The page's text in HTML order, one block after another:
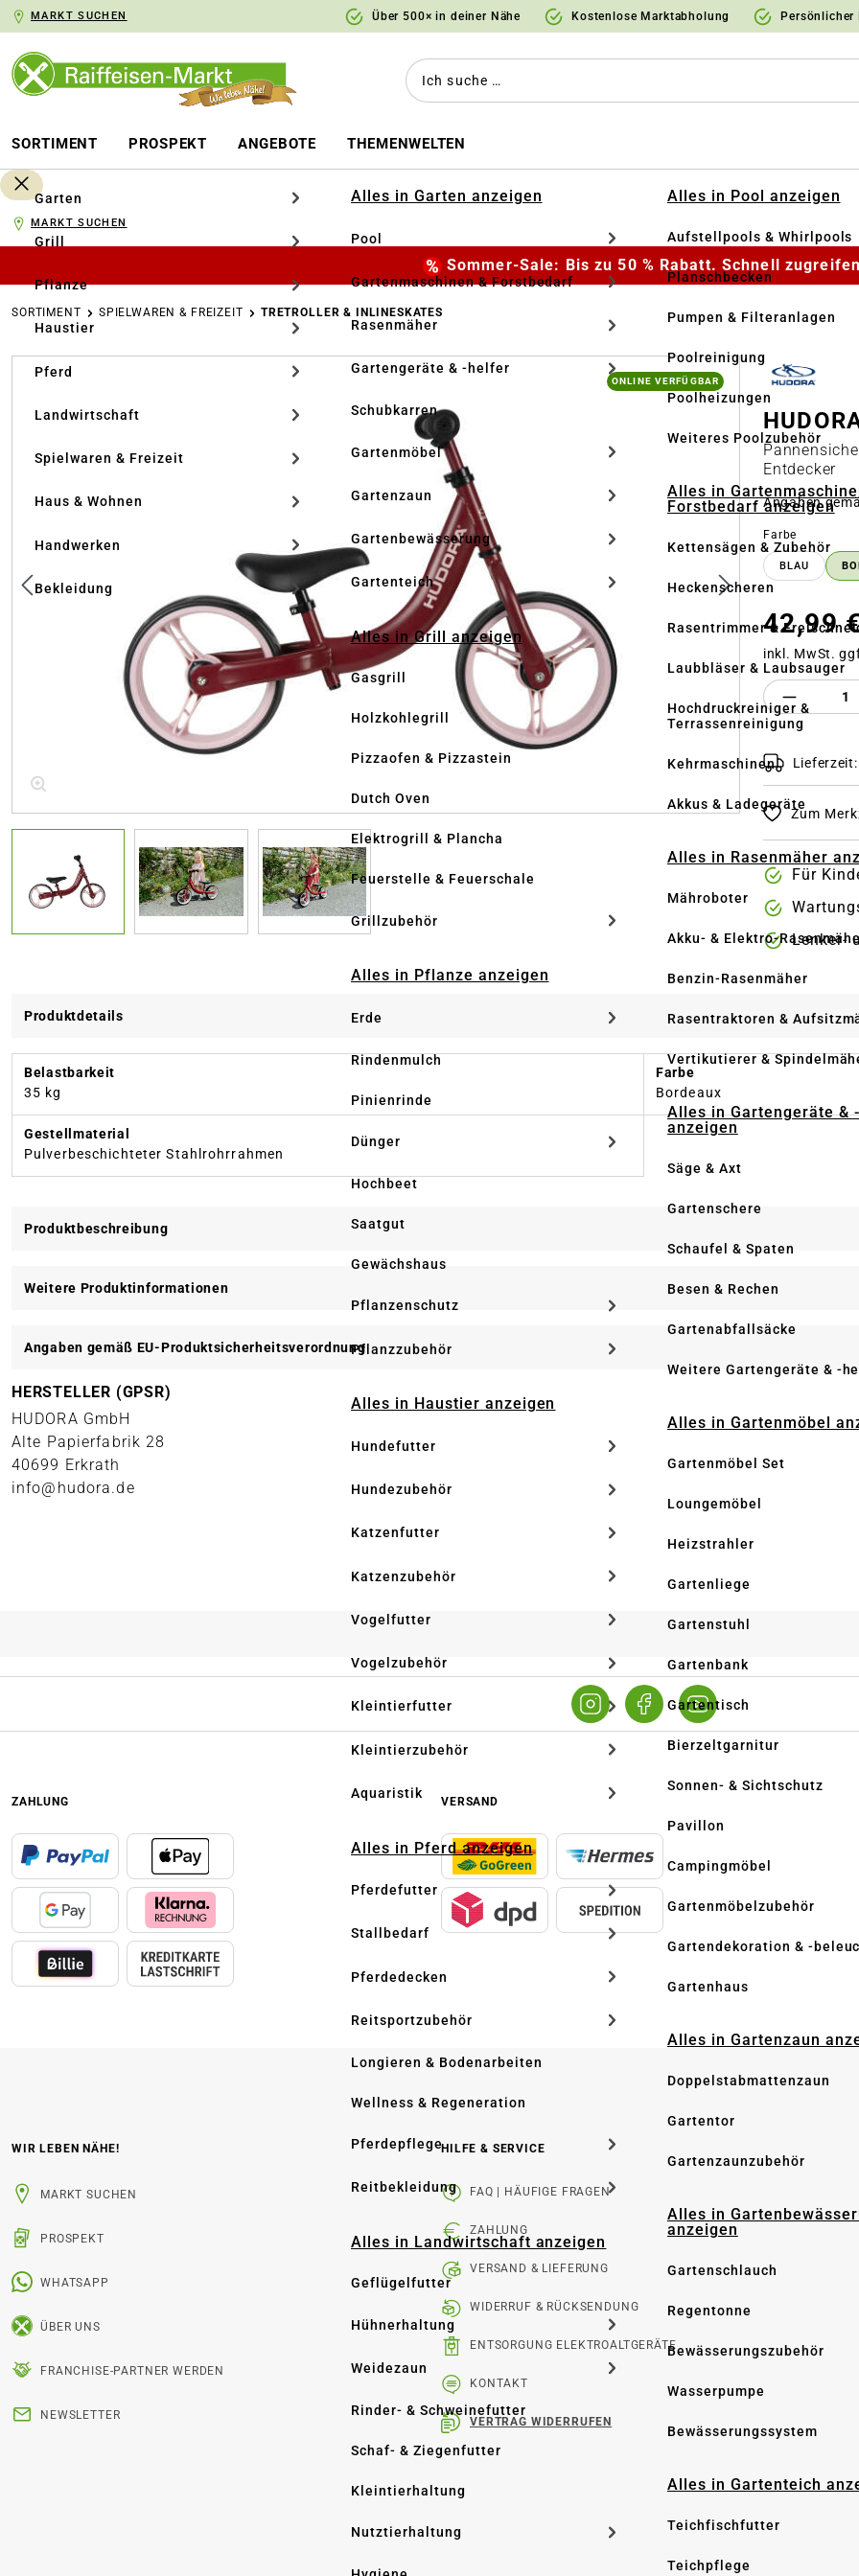
Zur Hauptnavigation springen
MARKT SUCHEN Über 500× in deiner Nähe Kostenlose Marktabholung Persönlicher
SORTIMENT PROSPEKT ANGEBOTE THEMENWELTEN
Garten
Grill
Pflanze
Haustier
Pferd
Landwirtschaft
Spielwaren & Freizeit
Haus & Wohnen
Handwerken
Bekleidung
Alles in Garten anzeigen
Pool
Gartenmaschinen & Forstbedarf
Rasenmäher
Gartengeräte & -helfer
Schubkarren
Gartenmöbel
Gartenzaun
Gartenbewässerung
Gartenteich
Alles in Grill anzeigen
Gasgrill
Holzkohlegrill
Pizzaofen & Pizzastein
Dutch Oven
Elektrogrill & Plancha
Feuerstelle & Feuerschale
Grillzubehör
Alles in Pflanze anzeigen
Erde
Rindenmulch
Pinienrinde
Dünger
Hochbeet
Saatgut
Gewächshaus
Pflanzenschutz
Pflanzzubehör
Alles in Haustier anzeigen
Hundefutter
Hundezubehör
Katzenfutter
Katzenzubehör
Vogelfutter
Vogelzubehör
Kleintierfutter
Kleintierzubehör
Aquaristik
Alles in Pferd anzeigen
Pferdefutter
Stallbedarf
Pferdedecken
Reitsportzubehör
Longieren & Bodenarbeiten
Wellness & Regeneration
Pferdepflege
Reitbekleidung
Alles in Landwirtschaft anzeigen
Geflügelfutter
Hühnerhaltung
Weidezaun
Rinder- & Schweinefutter
Schaf- & Ziegenfutter
Kleintierhaltung
Nutztierhaltung
Alles in Pool anzeigen
Aufstellpools & Whirlpools
Planschbecken
Pumpen & Filteranlagen
Poolreinigung
Poolheizungen
Weiteres Poolzubehör
Alles in
Forstbedarf anzeigen
Kettensägen & Zubehör
Heckenscheren
Rasentrimmer &
Laubbläser & Laubsauger
Hochdruckreiniger &
Terrassenreinigung
Kehrmaschinen
Akkus & Ladegeräte
Alles in Rasenmäher
Mähroboter
Akku- & Elektro-
Benzin-Rasenmäher
Rasentraktoren &
Vertikutierer &
Alles in Gartengeräte &
anzeigen
Säge & Axt
Gartenschere
Schaufel & Spaten
Besen & Rechen
Gartenabfallsäcke
Weitere Gartengeräte & -
Alles in Gartenmöbel
Gartenmöbel Set
Loungemöbel
Heizstrahler
Gartenliege
Gartenstuhl
Gartenbank
Gartentisch
Bierzeltgarnitur
Sonnen- & Sichtschutz
Pavillon
Campingmöbel
Gartenmöbelzubehör
Gartendekoration & -
Gartenhaus
Alles in Gartenzaun
Doppelstabmattenzaun
Gartentor
Gartenzaunzubehör
Alles in
anzeigen
Gartenschlauch
Regentonne
Bewässerungszubehör
Wasserpumpe
Bewässerungssystem
Alles in Gartenteich
Teichfischfutter
Teichpflege
MARKT SUCHEN
Sommer-Sale: Bis zu 50 % Rabatt. Schnell
SORTIMENT SPIELWAREN & FREIZEIT TRETROLLER & INLINESKATES
Bildergalerie überspringen
ONLINE VERFÜGBAR
Entdecker
Angaben
Farbe
BLAU
42,99
inkl. MwSt.
Produkt
Zum
Für
Lenker-
Produktdetails
Belastbarkeit
35 kg
Farbe
Bordeaux
Gestellmaterial
Pulverbeschichteter Stahlrohrrahmen
Produktbeschreibung
Weitere Produktinformationen
Angaben gemäß EU-Produktsicherheitsverordnung
HERSTELLER (GPSR)
HUDORA GmbH
Alte Papierfabrik 28
40699 Erkrath
info@hudora.de
ZAHLUNG VERSAND
WIR LEBEN NÄHE!
MARKT SUCHEN
PROSPEKT
WHATSAPP
ÜBER UNS
FRANCHISE-PARTNER WERDEN
NEWSLETTER
HILFE & SERVICE
FAQ | HÄUFIGE FRAGEN
ZAHLUNG
VERSAND & LIEFERUNG
WIDERRUF & RÜCKSENDUNG
ENTSORGUNG ELEKTROALTGERÄTE
KONTAKT
VERTRAG WIDERRUFEN